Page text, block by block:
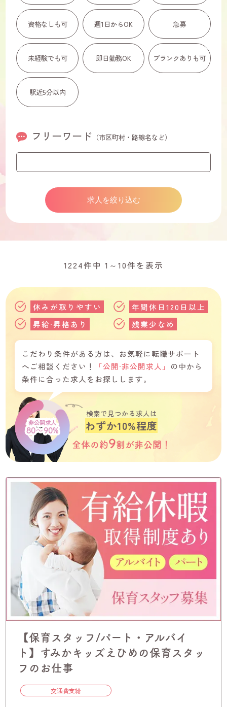
資格なしも可 週1日からOK 急募
未経験でも可 即日勤務OK ブランクありも可
駅近5分以内
フリーワード （市区町村・路線名など）
1224件中 1～10件を表示
休みが取りやすい
年間休日120日以上
昇給·昇格あり
残業少なめ
こだわり条件がある方は、お気軽に転職サポート
へご相談ください！
「公開·非公開求人」
の中から
条件に合った求人をお探しします。
非公開求人
80～90%
検索で見つかる求人は
わずか10%程度
全体の約9割が非公開！
【保育スタッフ/パート・アルバイ
ト】すみかキッズえひめの保育スタッ
フのお仕事
交通費支給